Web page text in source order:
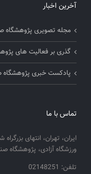
آخرین اخبار
مجله تصویری
گذری بر فعالیت های
پادکست خبری
تماس با ما
ایران، تهران، انتهای
ورزشگاه آزادی، پژوهشگاه
تلفن: 02148251